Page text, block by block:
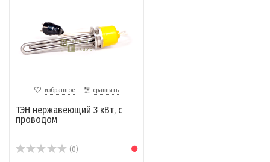
избранное сравнить
ТЭН нержавеющий 3 кВт, с
проводом
(0)